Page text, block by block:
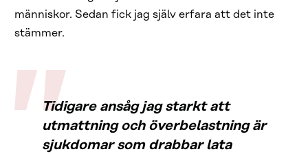
människor. Sedan fick jag själv erfara att det inte
stämmer.
Tidigare ansåg jag starkt att
utmattning och överbelastning är
sjukdomar som drabbar lata